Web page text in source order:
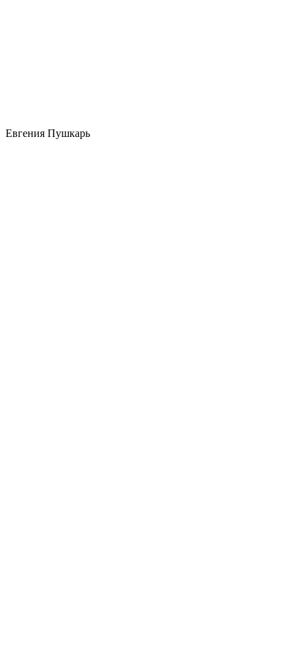
Евгения Пушкарь